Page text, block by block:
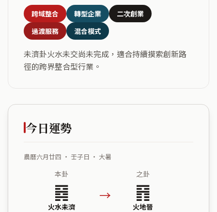
跨域整合 轉型企業
二次創業
過渡服務
混合模式
未濟卦火水未交尚未完成，適合持續摸索創新路
徑的跨界整合型行業。
今日運勢
農曆六月廿四 ・ 壬子日 ・ 大暑
本卦
䷿
火水未濟
→
之卦
䷢
火地晉